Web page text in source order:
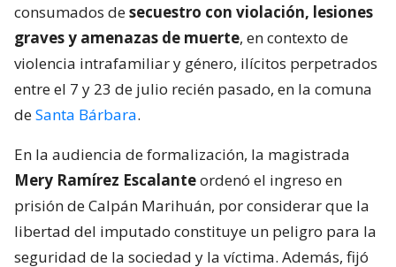
consumados desecuestro con violación, lesiones
graves y amenazas de muerte, en contexto de
violencia intrafamiliar y género, ilícitos perpetrados
entre el 7 y 23 de julio recién pasado, en la comuna
deSanta Bárbara.
En la audiencia de formalización, la magistrada
Mery Ramírez Escalanteordenó el ingreso en
prisión de Calpán Marihuán, por considerar que la
libertad del imputado constituye un peligro para la
seguridad de la sociedad y la víctima. Además, fijó